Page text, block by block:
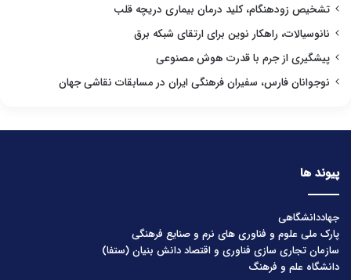
تشخیص زودهنگام، کلید درمان بیماری دریچه قلب
نانوسیالات، راهکار نوین برای ارتقای شبکه برق
پیشگیری از جرم با قدرت هوش مصنوعی
نوجوانان فارس، سفیران فرهنگی ایران در مسابقات نقاشی جهان
پیوند ها
جهاددانشگاهی
پارک ملی علوم و فناوری های نرم و صنایع فرهنگی
سازمان تجاری سازی فناوری و اقتصاد دانش بنیان (ستفا)
دانشگاه علم و فرهنگ